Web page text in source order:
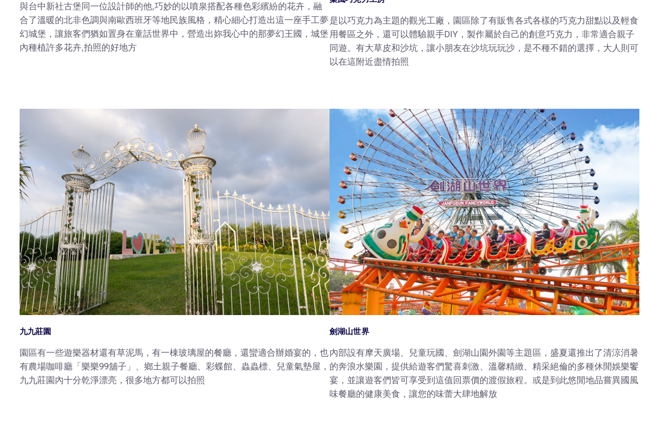
與台中新社古堡同一位設計師的他,巧妙的以噴泉搭配各種色彩繽紛的花卉，融
合了溫暖的北非色調與南歐西班牙等地民族風格，精心細心打造出這一座手工夢
幻城堡，讓旅客們猶如置身在童話世界中，營造出妳我心中的那夢幻王國，城堡
內種植許多花卉,拍照的好地方
是以巧克力為主題的觀光工廠，園區除了有販售各式各樣的巧克力甜點以及輕食
用餐區之外，還可以體驗親手DIY，製作屬於自己的創意巧克力，非常適合親子
同遊。有大草皮和沙坑，讓小朋友在沙坑玩玩沙，是不種不錯的選擇，大人則可
以在這附近盡情拍照
九九莊園
園區有一些遊樂器材還有草泥馬，有一棟玻璃屋的餐廳，還蠻適合辦婚宴的，也
有農場咖啡廳「樂樂99舖子」、鄉土親子餐廳、彩蝶館、蟲蟲標、兒童氣墊屋，
九九莊園內十分乾淨漂亮，很多地方都可以拍照
​劍湖山世界
內部設有摩天廣場、兒童玩國、劍湖山園外園等主題區，盛夏還推出了清涼消暑
的奔浪水樂園，提供給遊客們驚喜刺激、溫馨精緻、精采絕倫的多種休閒娛樂饗
宴，並讓遊客們皆可享受到這值回票價的渡假旅程。或是到此悠閒地品嘗異國風
味餐廳的健康美食，讓您的味蕾大肆地解放